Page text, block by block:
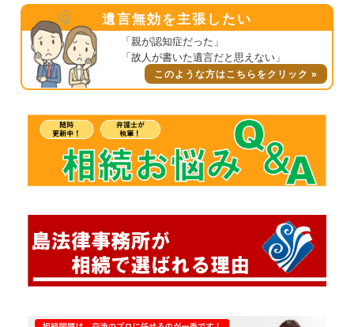
遺言無効を主張したい
「親が認知症だった」
「故人が書いた遺言だと思えない」
このような方はこちらをクリック »